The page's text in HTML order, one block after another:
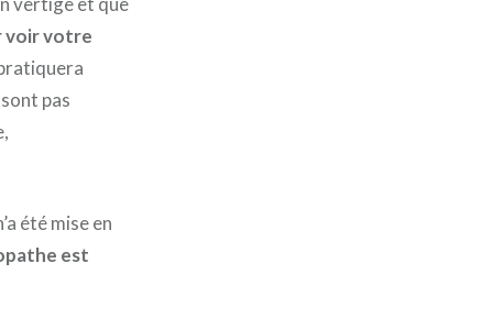
voir votre
pas
été mise en
est